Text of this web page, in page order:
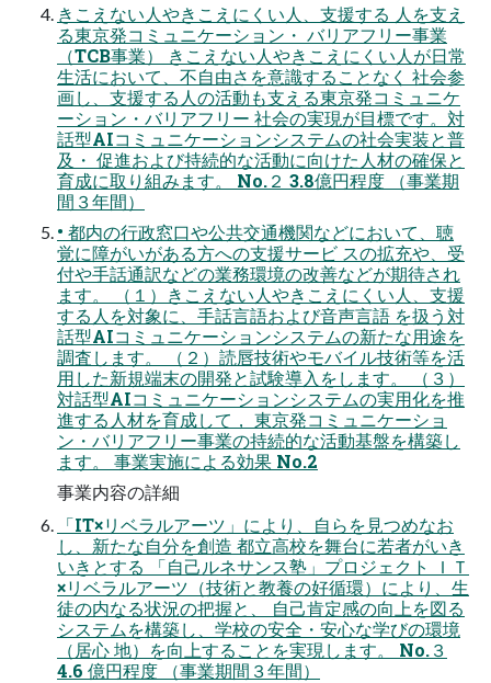
きこえない人やきこえにくい人、支援する 人を支え
る東京発コミュニケーション・ バリアフリー事業
（TCB事業） きこえない人やきこえにくい人が日常
生活において、不自由さを意識することなく 社会参
画し、支援する人の活動も支える東京発コミュニケ
ーション・バリアフリー 社会の実現が目標です。対
話型AIコミュニケーションシステムの社会実装と普
及・ 促進および持続的な活動に向けた人材の確保と
育成に取り組みます。 No.２ 3.8億円程度 （事業期
間３年間）
• 都内の行政窓口や公共交通機関などにおいて、聴
覚に障がいがある方への支援サービ スの拡充や、受
付や手話通訳などの業務環境の改善などが期待され
ます。 （１）きこえない人やきこえにくい人、支援
する人を対象に、手話言語および音声言語 を扱う対
話型AIコミュニケーションシステムの新たな用途を
調査します。 （２）読唇技術やモバイル技術等を活
用した新規端末の開発と試験導入をします。 （３）
対話型AIコミュニケーションシステムの実用化を推
進する人材を育成して， 東京発コミュニケーショ
ン・バリアフリー事業の持続的な活動基盤を構築し
ます。 事業実施による効果 No.2
事業内容の詳細
「IT×リベラルアーツ」により、自らを見つめなお
し、新たな自分を創造 都立高校を舞台に若者がいき
いきとする 「自己ルネサンス塾」プロジェクト ＩＴ
×リベラルアーツ（技術と教養の好循環）により、生
徒の内なる状況の把握と、 自己肯定感の向上を図る
システムを構築し、学校の安全・安心な学びの環境
（居心 地）を向上することを実現します。 No.３
4.6 億円程度 （事業期間３年間）